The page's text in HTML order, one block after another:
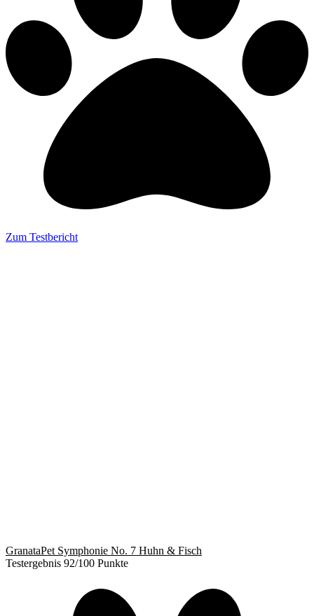
Zum Testbericht
GranataPet Symphonie No. 7 Huhn & Fisch
Testergebnis 92/100 Punkte